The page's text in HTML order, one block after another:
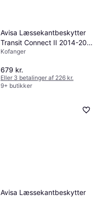
Avisa Læssekantbeskytter
Transit Connect II 2014-2022
Stål
Kofanger
679 kr.
Eller 3 betalinger af 226 kr.
9+ butikker
Avisa Læssekantbeskytter